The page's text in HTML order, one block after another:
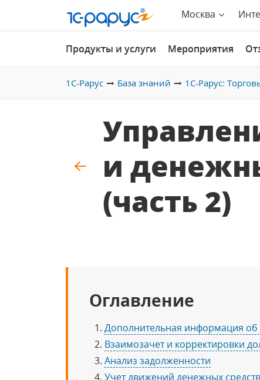
Москва
Продукты и услуги Мероприятия
1С-Рарус База знаний 1С-Рарус:
и
(часть 2)
Оглавление
Дополнительная информация
Взаимозачет и корректировки
Анализ задолженности
Учет движений денежных средств